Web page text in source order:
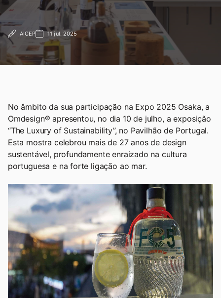
AICEP 11 jul. 2025
No âmbito da sua participação na Expo 2025 Osaka, a
Omdesign® apresentou, no dia 10 de julho, a exposição
“The Luxury of Sustainability”, no Pavilhão de Portugal.
Esta mostra celebrou mais de 27 anos de design
sustentável, profundamente enraizado na cultura
portuguesa e na forte ligação ao mar.